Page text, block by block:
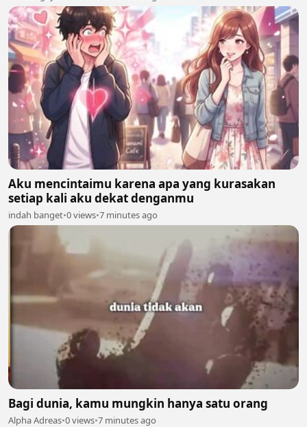
Aku mencintaimu karena apa yang kurasakan
setiap kali aku dekat denganmu
indah banget•0 views•7 minutes ago
Bagi dunia, kamu mungkin hanya satu orang
Alpha Adreas•0 views•7 minutes ago